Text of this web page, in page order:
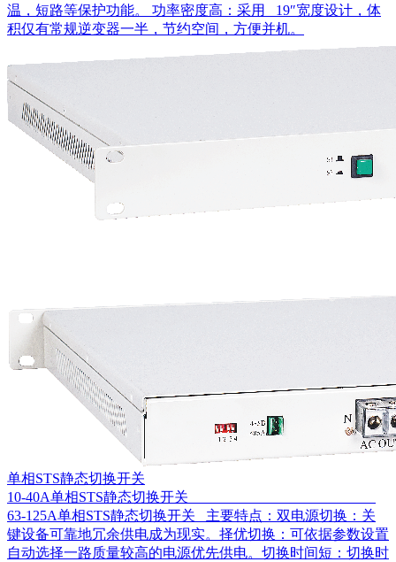
温，短路等保护功能。 功率密度高：采用 19″宽度设计，体
积仅有常规逆变器一半，节约空间，方便并机。
单相STS静态切换开关
10-40A单相STS静态切换开关
63-125A单相STS静态切换开关 主要特点：双电源切换：关
键设备可靠地冗余供电成为现实。择优切换：可依据参数设置
自动选择一路质量较高的电源优先供电。切换时间短：切换时